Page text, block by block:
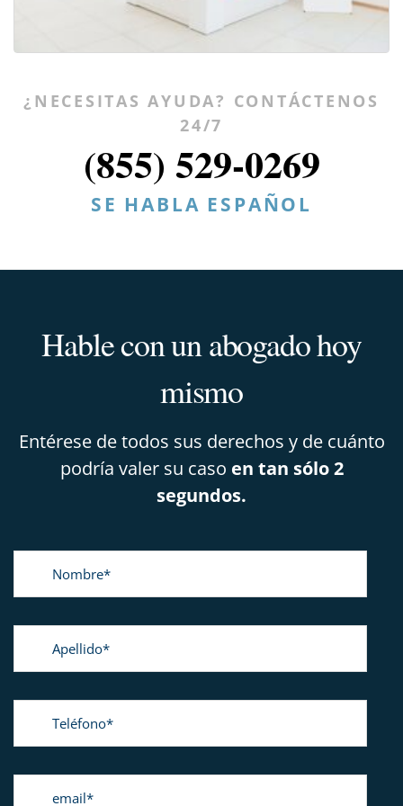
¿NECESITAS AYUDA? CONTÁCTENOS
24/7
(855) 529-0269
SE HABLA ESPAÑOL
Hable con un abogado hoy
mismo
Entérese de todos sus derechos y de cuánto
podría valer su caso en tan sólo 2
segundos.